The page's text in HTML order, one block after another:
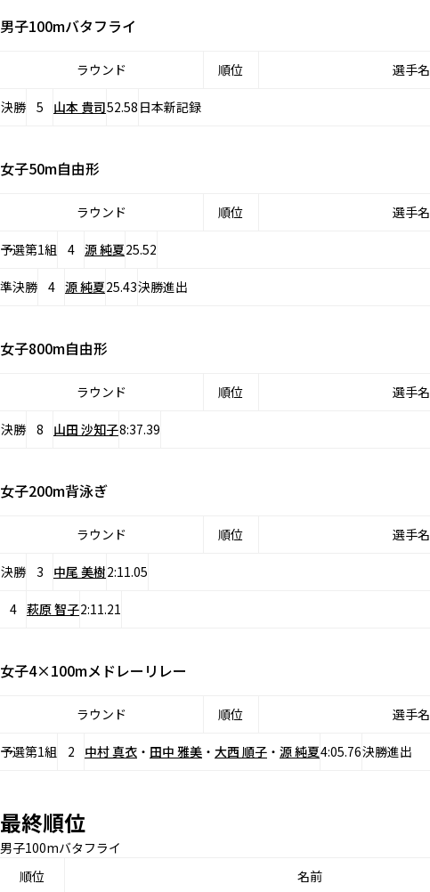
男子100mバタフライ
ラウンド 順位 選手名
決勝 5 山本 貴司52.58 日本新記録
女子50m自由形
ラウンド 順位 選手名
予選第1組 4 源 純夏25.52
準決勝 4 源 純夏25.43決勝進出
女子800m自由形
ラウンド 順位 選手名
決勝 8 山田 沙知子8:37.39
女子200m背泳ぎ
ラウンド 順位 選手名
決勝 3 中尾 美樹2:11.05
4 萩原 智子2:11.21
女子4×100mメドレーリレー
ラウンド 順位 選手名
予選第1組 2 中村 真衣 ・ 田中 雅美 ・ 大西 順子 ・ 源 純夏4:05.76決勝進出
最終順位
男子100mバタフライ
順位
名前